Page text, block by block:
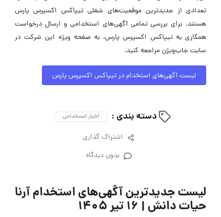
تعدادی از جدیدترین موقعیت‌های شغلی تیپاکس اکسپرس پارس
هستند. برای بررسی تمامی آگهی‌های استخدامی و ارسال درخواست
همکاری به تیپاکس اکسپرس پارس، به صفحه ویژه این شرکت در
سایت جاب‌ویژن مراجعه کنید.
لیست آگهی‌های استخدام در تیپاکس اکسپرس پارس
دسته بندی : اخبار استخدامی
اشتراک گذاری
بدون دیدگاه
لیست جدیدترین آگهی‌های استخدام آرنا
حیات دانش | ۱۶ تیر ۱۴۰۵